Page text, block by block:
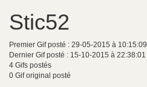
Stic52
Premier Gif posté : 29-05-2015 à 10:15:09
Dernier Gif posté : 15-10-2015 à 22:38:01
4 Gifs postés
0 Gif original posté